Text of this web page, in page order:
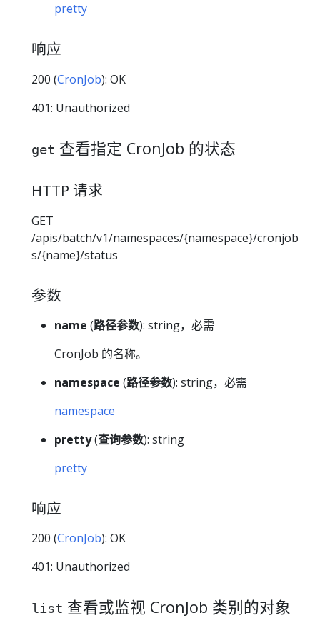
pretty
响应
200 (CronJob): OK
401: Unauthorized
get 查看指定 CronJob 的状态
HTTP 请求
GET
/apis/batch/v1/namespaces/{namespace}/cronjob
s/{name}/status
参数
name (路径参数): string，必需
CronJob 的名称。
namespace (路径参数): string，必需
namespace
pretty(查询参数): string
pretty
响应
200 (CronJob): OK
401: Unauthorized
list 查看或监视 CronJob 类别的对象